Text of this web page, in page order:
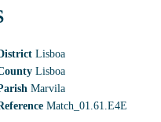
Lisboa
Lisboa
Marvila
Match_01.61.E4E